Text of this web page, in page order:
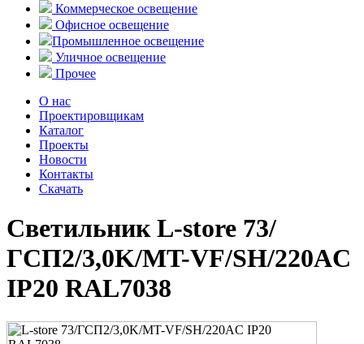
Коммерческое освещение
Офисное освещение
Промышленное освещение
Уличное освещение
Прочее
О нас
Проектировщикам
Каталог
Проекты
Новости
Контакты
Скачать
Светильник L-store 73/
ГСП2/3,0K/MT-VF/SH/220AC
IP20 RAL7038